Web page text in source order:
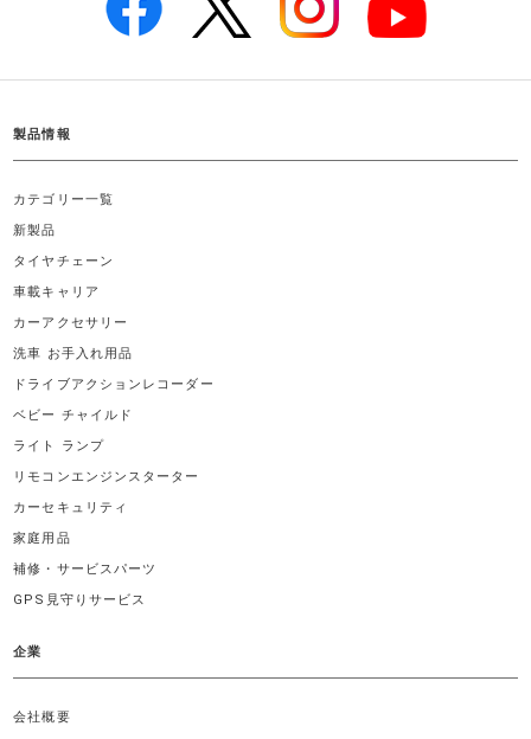
製品情報
カテゴリー一覧
新製品
タイヤチェーン
車載キャリア
カーアクセサリー
洗車 お手入れ用品
ドライブアクションレコーダー
ベビー チャイルド
ライト ランプ
リモコンエンジンスターター
カーセキュリティ
家庭用品
補修・サービスパーツ
GPS見守りサービス
企業
会社概要